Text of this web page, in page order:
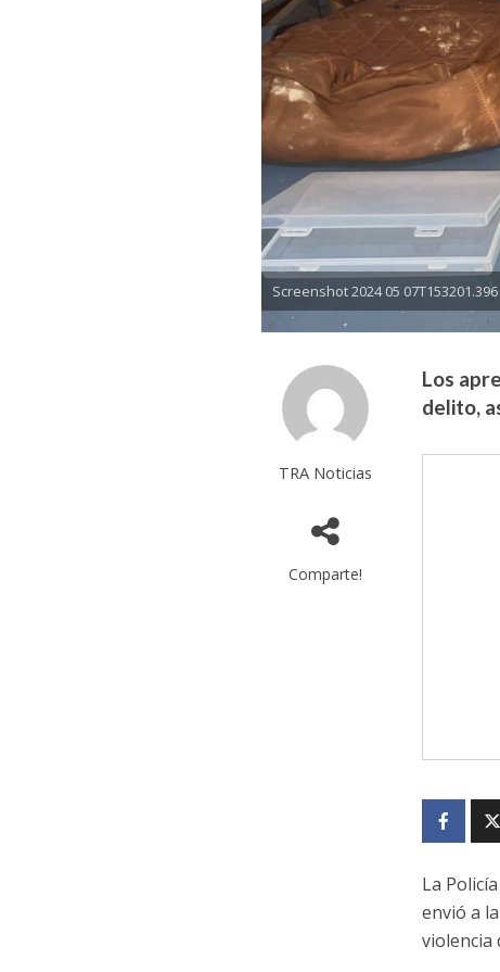
Screenshot 2024 05 07T153201.396
TRA Noticias
Comparte!
Los
delito,
La
envió a
violencia